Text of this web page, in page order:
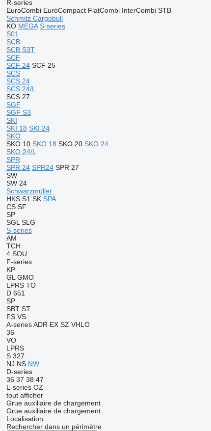
R-series
EuroCombi EuroCompact FlatCombi InterCombi STB
Schmitz Cargobull
KO MEGA S-series
S01
SCB
SCB S3T
SCF
SCF 24 SCF 25
SCS
SCS 24
SCS 24/L
SCS 27
SGF
SGF S3
SKI
SKI 18 SKI 24
SKO
SKO 10 SKO 18 SKO 20 SKO 24
SKO 24/L
SPR
SPR 24 SPR24 SPR 27
SW
SW 24
Schwarzmüller
HKS S1 SK SPA
CS SF
SP
SGL SLG
S-series
AM
TCH
4.SOU
F-series
KP
GL GMO
LPRS TO
D 651
SP
SBT ST
FS VS
A-series ADR EX SZ VHLO
36
VO
LPRS
S 327
NJ NS NW
D-series
36 37 38 47
L-series OZ
tout afficher
Grue auxiliaire de chargement
Grue auxiliaire de chargement
Localisation
Rechercher dans un périmètre